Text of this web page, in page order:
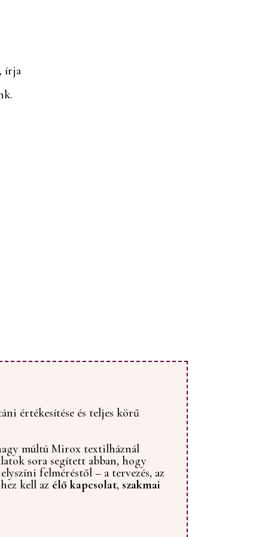
, írja
értékesítése és teljes körű
múltú Mirox textilháznál
sora segített abban, hogy
felméréstől – a tervezés, az
kell az élő kapcsolat, szakmai